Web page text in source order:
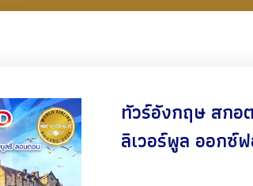
ทัวร์อังกฤษ สกอ
ลิเวอร์พูล ออกซ์